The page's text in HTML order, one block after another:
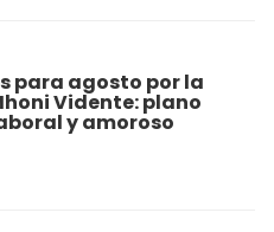
para agosto por la
Vidente: plano
y amoroso